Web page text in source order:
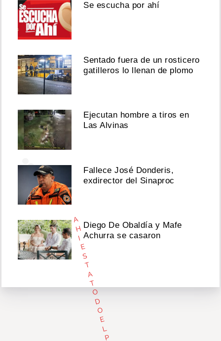
Agosto
07,
2026
esta
publicación
en
Instagram
A
H
I
E
S
T
A
T
O
D
O
E
L
P
Se escucha por ahí
Sentado fuera de un rosticero
gatilleros lo llenan de plomo
Ejecutan hombre a tiros en
Las Alvinas
Fallece José Donderis,
exdirector del Sinaproc
Diego De Obaldía y Mafe
Achurra se casaron